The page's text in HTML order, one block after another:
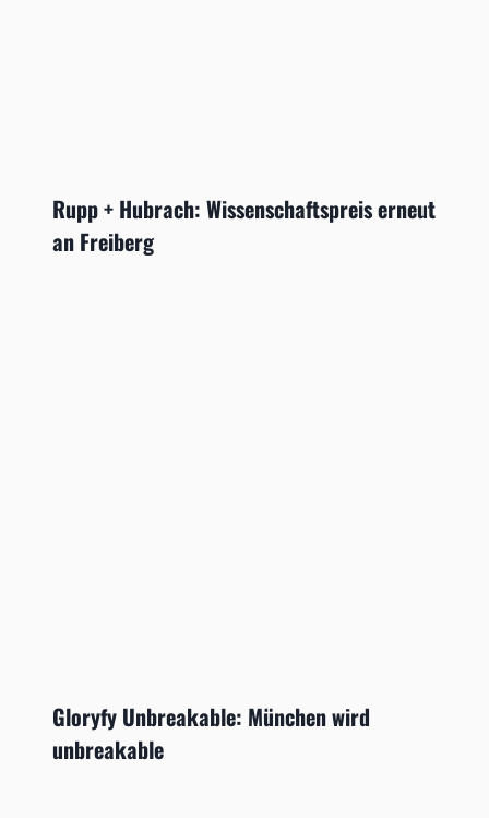
Rupp + Hubrach: Wissenschaftspreis erneut
an Freiberg
Gloryfy Unbreakable: München wird
unbreakable